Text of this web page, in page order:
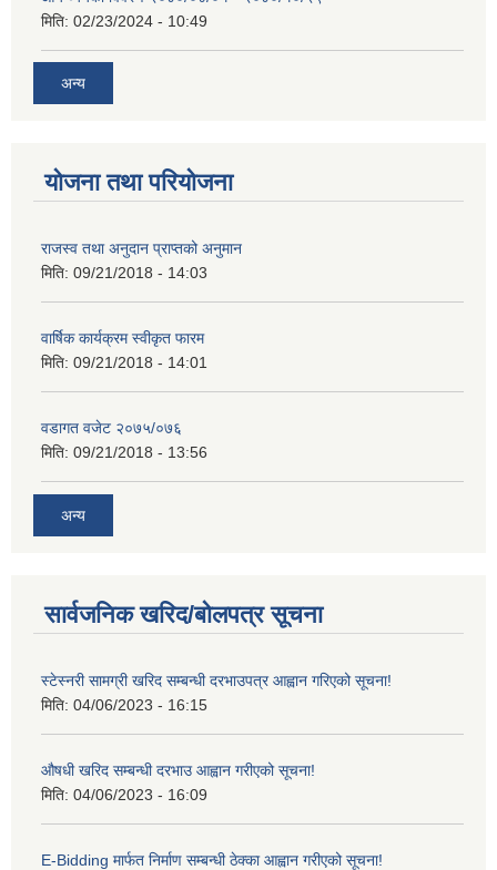
मिति: 02/23/2024 - 10:49
अन्य
योजना तथा परियोजना
राजस्व तथा अनुदान प्राप्तको अनुमान
मिति: 09/21/2018 - 14:03
वार्षिक कार्यक्रम स्वीकृत फारम
मिति: 09/21/2018 - 14:01
वडागत वजेट २०७५/०७६
मिति: 09/21/2018 - 13:56
अन्य
सार्वजनिक खरिद/बोलपत्र सूचना
स्टेस्नरी सामग्री खरिद सम्बन्धी दरभाउपत्र आह्वान गरिएको सूचना!
मिति: 04/06/2023 - 16:15
औषधी खरिद सम्बन्धी दरभाउ आह्वान गरीएको सूचना!
मिति: 04/06/2023 - 16:09
E-Bidding मार्फत निर्माण सम्बन्धी ठेक्का आह्वान गरीएको सूचना!